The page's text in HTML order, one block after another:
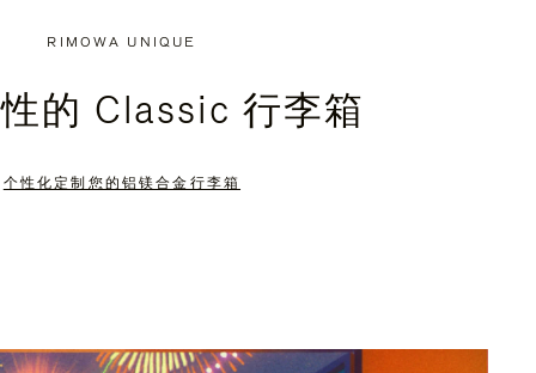
RIMOWA UNIQUE
的 Classic 行李箱
个性化定制您的铝镁合金行李箱